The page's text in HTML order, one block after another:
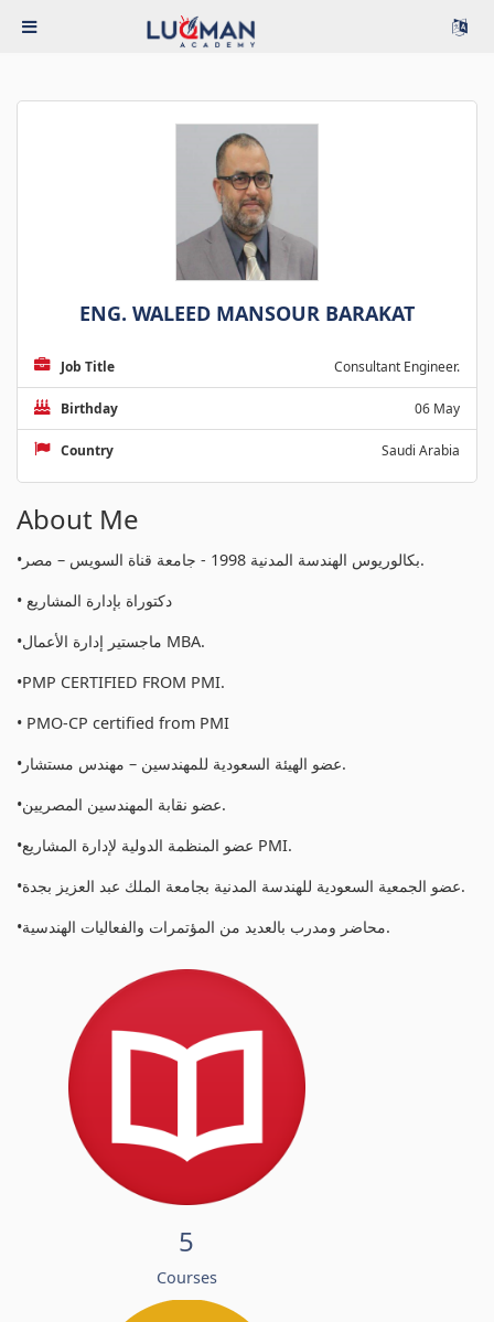
ENG. WALEED MANSOUR BARAKAT
Job Title Consultant Engineer.
Birthday 06 May
Country Saudi Arabia
About Me
•بكالوريوس الهندسة المدنية 1998 - جامعة قناة السويس – مصر.
• دكتوراة بإدارة المشاريع
•ماجستير إدارة الأعمال MBA.
•PMP CERTIFIED FROM PMI.
• PMO-CP certified from PMI
•عضو الهيئة السعودية للمهندسين – مهندس مستشار.
•عضو نقابة المهندسين المصريين.
•عضو المنظمة الدولية لإدارة المشاريع PMI.
•عضو الجمعية السعودية للهندسة المدنية بجامعة الملك عبد العزيز بجدة.
•محاضر ومدرب بالعديد من المؤتمرات والفعاليات الهندسية.
5
Courses